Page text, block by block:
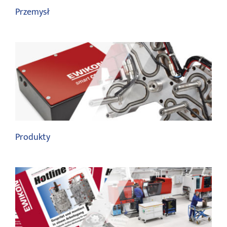
Przemysł
Systemy gorącokanałowe
Produkty
Systemy gorącokanałowe